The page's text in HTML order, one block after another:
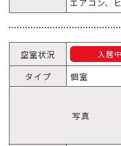
空室状況 入居中
タイプ
個室
写真